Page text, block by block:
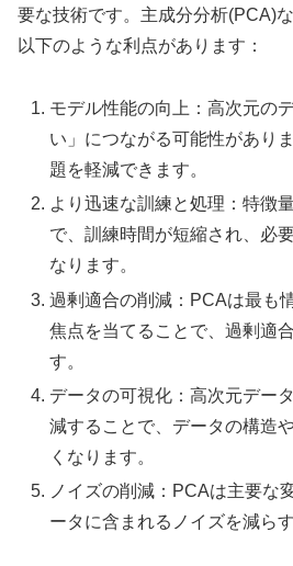
要な技術です。主成分分析(PCA)
以下のような利点があります：
モデル性能の向上：高次元の
い」につながる可能性があり
題を軽減できます。
より迅速な訓練と処理：特徴
で、訓練時間が短縮され、必
なります。
過剰適合の削減：PCAは最も
焦点を当てることで、過剰適
す。
データの可視化：高次元デー
減することで、データの構造
くなります。
ノイズの削減：PCAは主要な
ータに含まれるノイズを減ら